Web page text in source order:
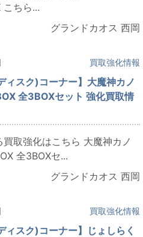
ちら...
グランドカオス 西岡
買取強化情報
ィスク)コーナー】大魔神カノ
全3BOXセット 強化買取情
取強化はこちら 大魔神カノ
全3BOXセ...
グランドカオス 西岡
買取強化情報
ィスク)コーナー】じょしらく